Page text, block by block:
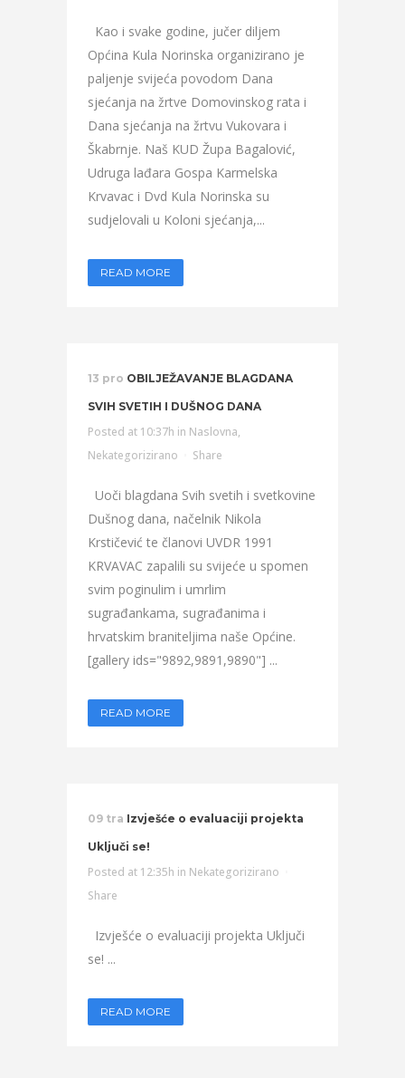
Kao i svake godine, jučer diljem
Općina Kula Norinska organizirano je
paljenje svijeća povodom Dana
sjećanja na žrtve Domovinskog rata i
Dana sjećanja na žrtvu Vukovara i
Škabrnje. Naš KUD Župa Bagalović,
Udruga lađara Gospa Karmelska
Krvavac i Dvd Kula Norinska su
sudjelovali u Koloni sjećanja,...
READ MORE
13 pro OBILJEŽAVANJE BLAGDANA
SVIH SVETIH I DUŠNOG DANA
Posted at 10:37h in Naslovna,
Nekategorizirano
Share
Uoči blagdana Svih svetih i svetkovine
Dušnog dana, načelnik Nikola
Krstičević te članovi UVDR 1991
KRVAVAC zapalili su svijeće u spomen
svim poginulim i umrlim
sugrađankama, sugrađanima i
hrvatskim braniteljima naše Općine.
[gallery ids="9892,9891,9890"] ...
READ MORE
09 tra Izvješće o evaluaciji projekta
Uključi se!
Posted at 12:35h in Nekategorizirano
Share
Izvješće o evaluaciji projekta Uključi
se! ...
READ MORE